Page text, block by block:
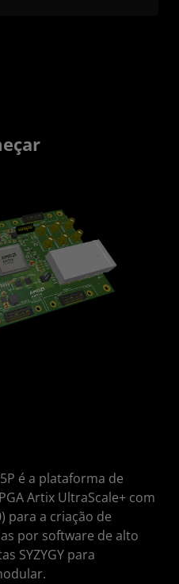
é a plataforma de
Artix UltraScale+ com
para a criação de
por software de alto
SYZYGY para